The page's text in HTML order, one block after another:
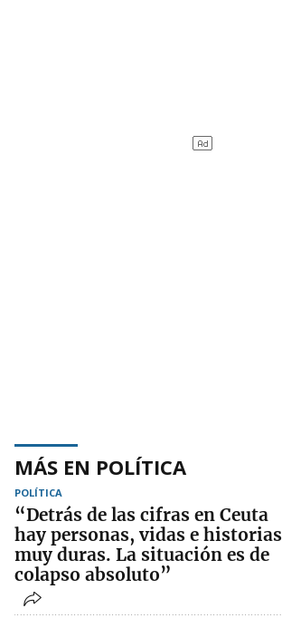
MÁS EN POLÍTICA
POLÍTICA
“Detrás de las cifras en Ceuta
hay personas, vidas e historias
muy duras. La situación es de
colapso absoluto”